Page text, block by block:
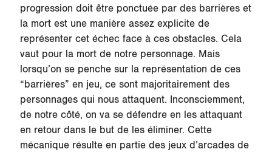
progression doit être ponctuée par des barrières et
la mort est une manière assez explicite de
représenter cet échec face à ces obstacles. Cela
vaut pour la mort de notre personnage. Mais
lorsqu’on se penche sur la représentation de ces
“barrières” en jeu, ce sont majoritairement des
personnages qui nous attaquent. Inconsciemment,
de notre côté, on va se défendre en les attaquant
en retour dans le but de les éliminer. Cette
mécanique résulte en partie des jeux d’arcades de